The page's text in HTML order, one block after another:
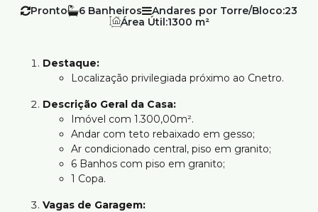
Pronto 6 Andares por Torre/Bloco:23
Área Útil:1300 m²
Destaque:
Localização privilegiada próximo ao Cnetro.
Descrição Geral da Casa:
Imóvel com 1.300,00m².
Andar com teto rebaixado em gesso;
Ar condicionado central, piso em granito;
6 Banhos com piso em granito;
1 Copa.
Vagas de Garagem: